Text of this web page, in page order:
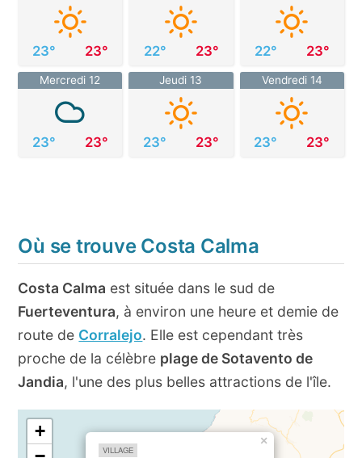
23° 23° 22° 23° 22° 23°
Mercredi 12
23° 23°
Jeudi 13
23° 23°
Vendredi 14
23° 23°
Où se trouve Costa Calma
Costa Calma est située dans le sud de
Fuerteventura, à environ une heure et demie de
route de Corralejo. Elle est cependant très
proche de la célèbre plage de Sotavento de
Jandia, l'une des plus belles attractions de l'île.
VILLAGE
×
+